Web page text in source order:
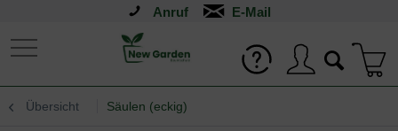
Anruf
Übersicht Säulen (eckig)